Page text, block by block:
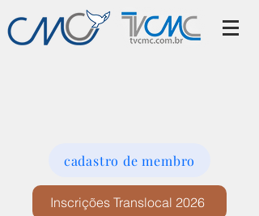
cadastro de membro
Inscrições Translocal 2026